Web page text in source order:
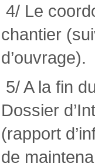
4/ Le
chantier
d’ouvrage).
5/ A la fin
Dossier
(rapport
de